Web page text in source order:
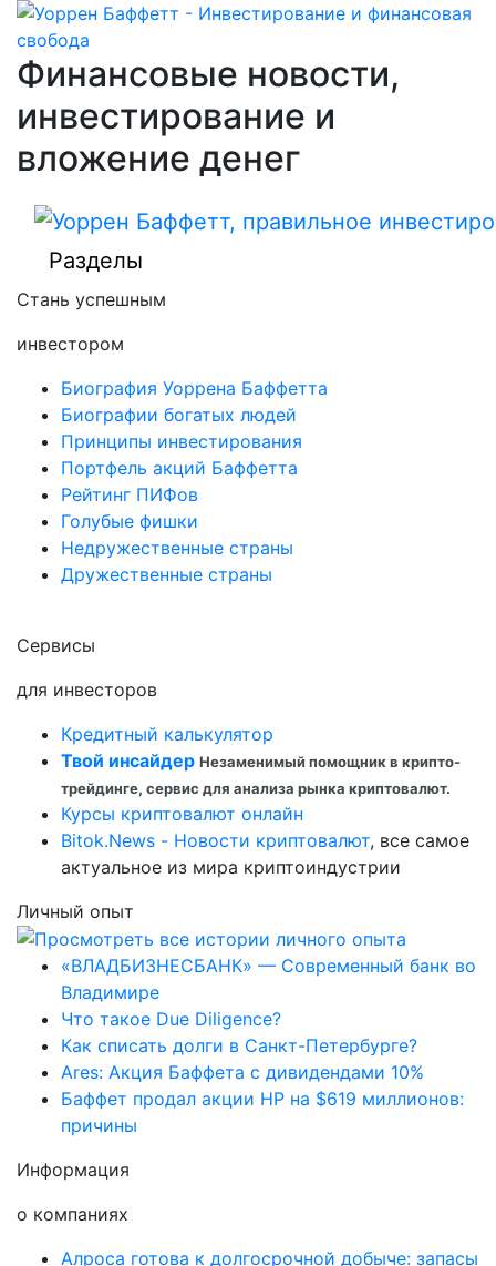
Финансовые новости,
инвестирование и
вложение денег
Разделы
Стань успешным
инвестором
Биография Уоррена Баффетта
Биографии богатых людей
Принципы инвестирования
Портфель акций Баффетта
Рейтинг ПИФов
Голубые фишки
Недружественные страны
Дружественные страны
Сервисы
для инвесторов
Кредитный калькулятор
Твой инсайдер Незаменимый помощник в крипто-
трейдинге, сервис для анализа рынка криптовалют.
Курсы криптовалют онлайн
Bitok.News - Новости криптовалют, все самое
актуальное из мира криптоиндустрии
Личный опыт
«ВЛАДБИЗНЕСБАНК» — Современный банк во
Владимире
Что такое Due Diligence?
Как списать долги в Санкт-Петербурге?
Ares: Акция Баффета с дивидендами 10%
Баффет продал акции HP на $619 миллионов:
причины
Информация
о компаниях
Алроса готова к долгосрочной добыче: запасы